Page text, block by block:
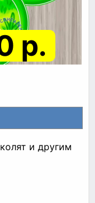
р.
и другим